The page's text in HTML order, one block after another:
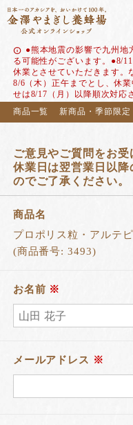
info ●熊本地震の影響で九州地
る可能性がございます。●8/
休業とさせていただきます。
8/6（木）正午までとし、休
せは8/17（月）以降順次対応
商品一覧
新商品・季節限定
ご意見やご質問をお受
休業日は翌営業日以
のでご了承ください。
商品名
プロポリス粒・アルテ
(商品番号: 3493)
お名前 ※
メールアドレス ※